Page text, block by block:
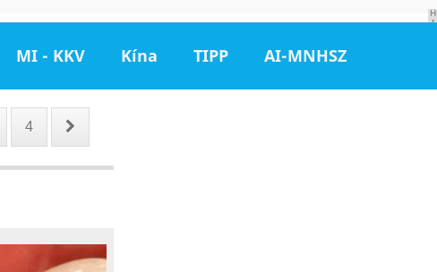
H
I
MI - KKV Kína TIPP AI-MNHSZ
4